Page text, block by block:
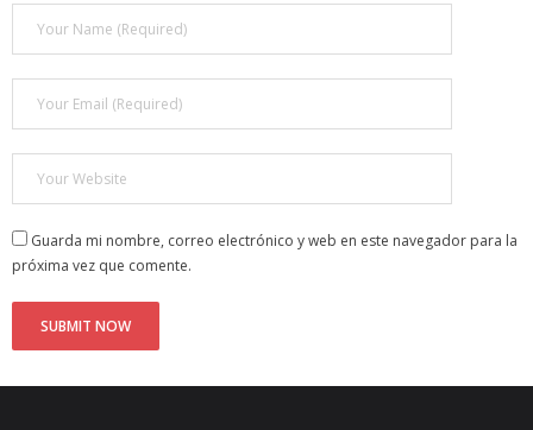
Guarda mi nombre, correo electrónico y web en este navegador para la
próxima vez que comente.